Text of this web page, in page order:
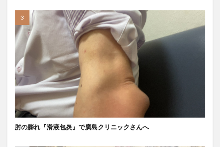
肘の膨れ『滑液包炎』で廣島クリニックさんへ